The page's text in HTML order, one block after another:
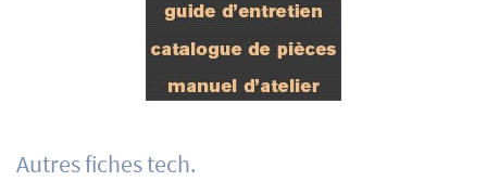
Autres fiches tech.